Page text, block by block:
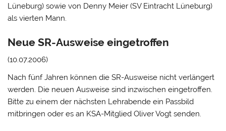
Lüneburg) sowie von Denny Meier (SV Eintracht Lüneburg)
als vierten Mann.
Neue SR-Ausweise eingetroffen
(10.07.2006)
Nach fünf Jahren können die SR-Ausweise nicht verlängert
werden. Die neuen Ausweise sind inzwischen eingetroffen.
Bitte zu einem der nächsten Lehrabende ein Passbild
mitbringen oder es an KSA-Mitglied Oliver Vogt senden.